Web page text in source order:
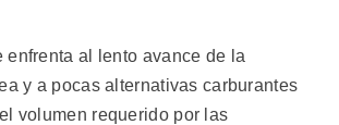
enfrenta al lento avance de la
y a pocas alternativas carburantes
volumen requerido por las